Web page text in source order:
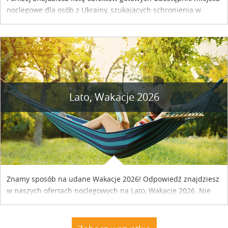
noclegowe dla osób z Ukrainy, szukających schronienia w
Lato, Wakacje 2026
Znamy sposób na udane Wakacje 2026! Odpowiedź znajdziesz
w naszych ofertach noclegowych na Lato, Wakacje 2026. Nie
zwlekaj atrakcyjne noclegi czekają...